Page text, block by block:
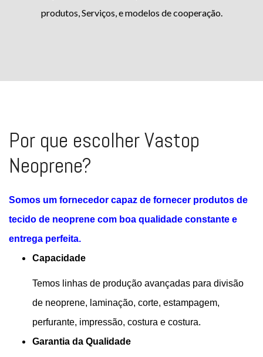
produtos, Serviços, e modelos de cooperação.
Por que escolher Vastop
Neoprene?
Somos um fornecedor capaz de fornecer produtos de
tecido de neoprene com boa qualidade constante e
entrega perfeita.
Capacidade
Temos linhas de produção avançadas para divisão
de neoprene, laminação, corte, estampagem,
perfurante, impressão, costura e costura.
Garantia da Qualidade